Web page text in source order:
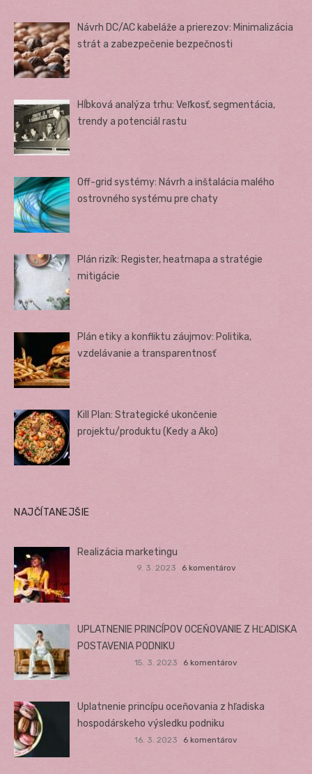
Návrh DC/AC kabeláže a prierezov: Minimalizácia
strát a zabezpečenie bezpečnosti
Hĺbková analýza trhu: Veľkosť, segmentácia,
trendy a potenciál rastu
Off-grid systémy: Návrh a inštalácia malého
ostrovného systému pre chaty
Plán rizík: Register, heatmapa a stratégie
mitigácie
Plán etiky a konfliktu záujmov: Politika,
vzdelávanie a transparentnosť
Kill Plan: Strategické ukončenie
projektu/produktu (Kedy a Ako)
NAJČÍTANEJŠIE
Realizácia marketingu
9. 3. 2023 6 komentárov
UPLATNENIE PRINCÍPOV OCEŇOVANIE Z HĽADISKA
POSTAVENIA PODNIKU
15. 3. 2023 6 komentárov
Uplatnenie princípu oceňovania z hľadiska
hospodárskeho výsledku podniku
16. 3. 2023 6 komentárov